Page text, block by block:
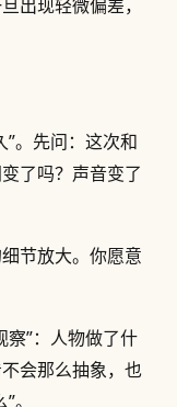
出现轻微偏差，
。先问：这次和
了吗？声音变了
节放大。你愿意
察”：人物做了什
会那么抽象，也
。